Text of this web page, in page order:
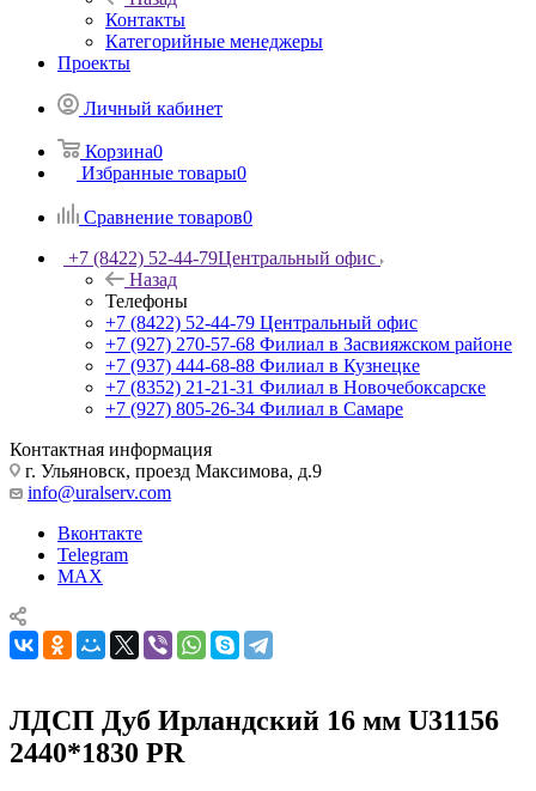
Контакты
Категорийные менеджеры
Проекты
Личный кабинет
Корзина0
Избранные товары0
Сравнение товаров0
+7 (8422) 52-44-79Центральный офис
Назад
Телефоны
+7 (8422) 52-44-79 Центральный офис
+7 (927) 270-57-68 Филиал в Засвияжском районе
+7 (937) 444-68-88 Филиал в Кузнецке
+7 (8352) 21-21-31 Филиал в Новочебоксарске
+7 (927) 805-26-34 Филиал в Самаре
Контактная информация
г. Ульяновск, проезд Максимова, д.9
info@uralserv.com
Вконтакте
Telegram
MAX
ЛДСП Дуб Ирландский 16 мм U31156
2440*1830 PR